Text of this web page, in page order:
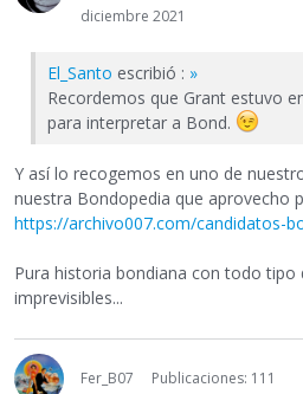
diciembre 2021
El_Santo escribió : »
Recordemos que Grant estuvo
para interpretar a Bond.
Y así lo recogemos en uno de
nuestra Bondopedia que aprovecho
https://archivo007.com/candidatos-
Pura historia bondiana con todo tipo
imprevisibles...
Fer_B07
Publicaciones: 111